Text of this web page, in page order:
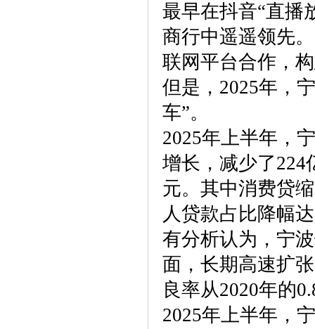
最早在抖音“直播
商行中遥遥领先
联网平台合作，
但是，2025年，
车”。
2025年上半年，
增长，减少了224
元。其中消费贷
人贷款占比降幅
有分析认为，宁
面，长期高速扩
良率从2020年的
2025年上半年，